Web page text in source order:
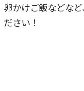
卵かけご飯などな
ださい！